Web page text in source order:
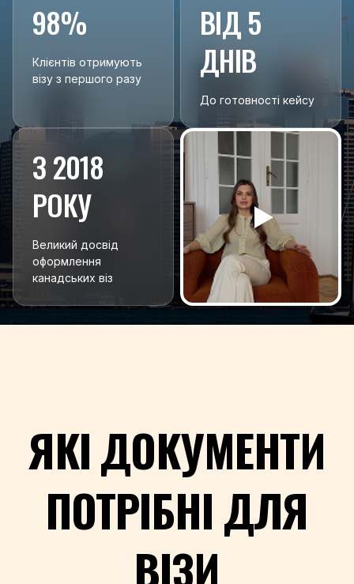
98%
Клієнтів отримують
візу з першого разу
ВІД 5
ДНІВ
До готовності кейсу
З 2018
РОКУ
Великий досвід
оформлення
канадських віз
ЯКІ ДОКУМЕНТИ
ПОТРІБНІ ДЛЯ
ВІЗИ